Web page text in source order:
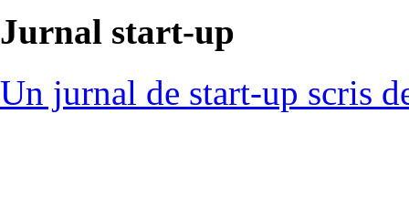
Jurnal start-up
Un jurnal de start-up scris